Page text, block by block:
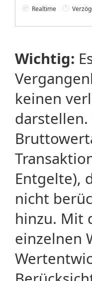
Realtime
Wichtig:
keinen
Entgelte),
nicht
hinzu. Mit
einzelnen